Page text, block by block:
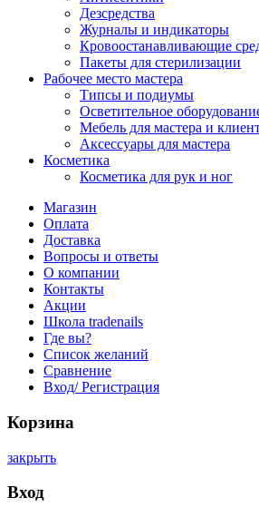
Дезсредства
Журналы и индикаторы
Кровоостанавливающие
Пакеты для стерилизации
Рабочее место мастера
Типсы и подиумы
Осветительное
Мебель для мастера и
Аксессуары для мастера
Косметика
Косметика для рук и ног
Магазин
Оплата
Доставка
Вопросы и ответы
О компании
Контакты
Акции
Школа tradenails
Где вы?
Список желаний
Сравнение
Вход/ Регистрация
Корзина
закрыть
Вход